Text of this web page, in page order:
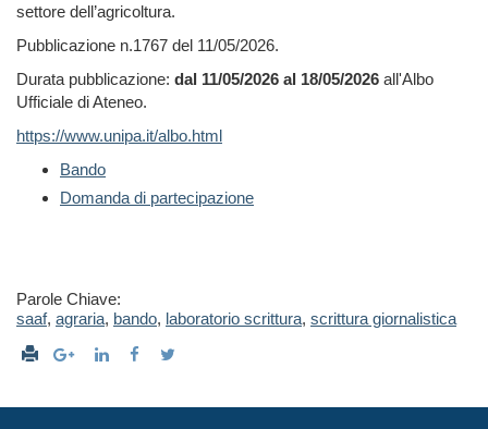
settore dell’agricoltura.
Pubblicazione n.1767 del 11/05/2026.
Durata pubblicazione: dal 11/05/2026 al 18/05/2026 all'Albo
Ufficiale di Ateneo.
https://www.unipa.it/albo.html
Bando
Domanda di partecipazione
Parole Chiave:
saaf, agraria, bando, laboratorio scrittura, scrittura giornalistica